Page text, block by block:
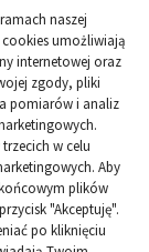
naszej
umożliwiają
internetowej oraz
zgody, pliki
pomiarów i analiz
w celu
Aby
plików
"Akceptuję".
po kliknięciu